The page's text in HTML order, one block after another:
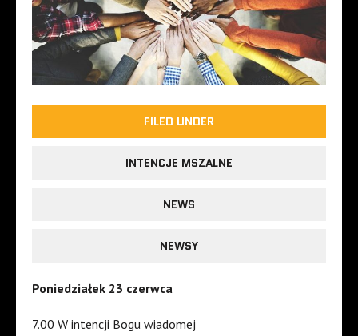
FILED UNDER
INTENCJE MSZALNE
NEWS
NEWSY
Poniedziałek 23 czerwca
7.00 W intencji Bogu wiadomej